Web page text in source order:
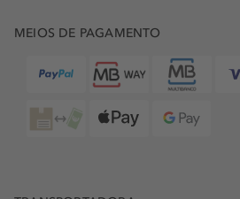
MEIOS DE PAGAMENTO